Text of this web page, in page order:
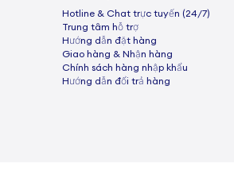
Hotline & Chat trực tuyến (24/7)
Trung tâm hỗ trợ
Hướng dẫn đặt hàng
Giao hàng & Nhận hàng
Chính sách hàng nhập khẩu
Hướng dẫn đổi trả hàng